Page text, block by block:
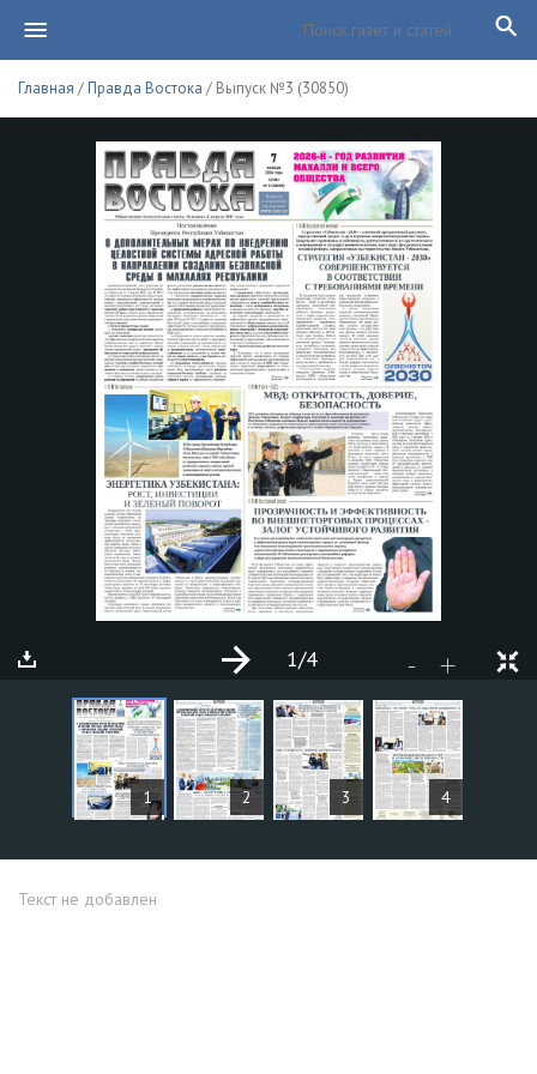
Главная /Правда Востока / Выпуск №3 (30850)
1 2 3 4
- +
1/4
СТАТЬИ
Текст не добавлен